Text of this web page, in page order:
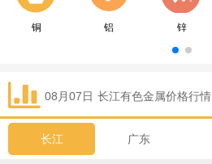
铜 铝 锌
08月07日 长江有色金属价格行情
长江 广东